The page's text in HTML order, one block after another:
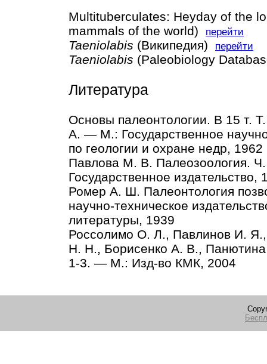
Multituberculates: Heyday of the
mammals of the world)
перейти
Taeniolabis (Википедия) перейти
Taeniolabis (Paleobiology
Литература
Основы палеонтологии. В 15 т.
А. — М.: Государственное
по геологии и охране недр, 1962
Павлова М. В. Палеозоология.
Государственное издательство,
Ромер А. Ш. Палеонтология
научно-техническое
литературы, 1939
Россолимо О. Л., Павлинов И.
Н. Н., Борисенко А. В.,
1-3. — М.: Изд-во КМК, 2004